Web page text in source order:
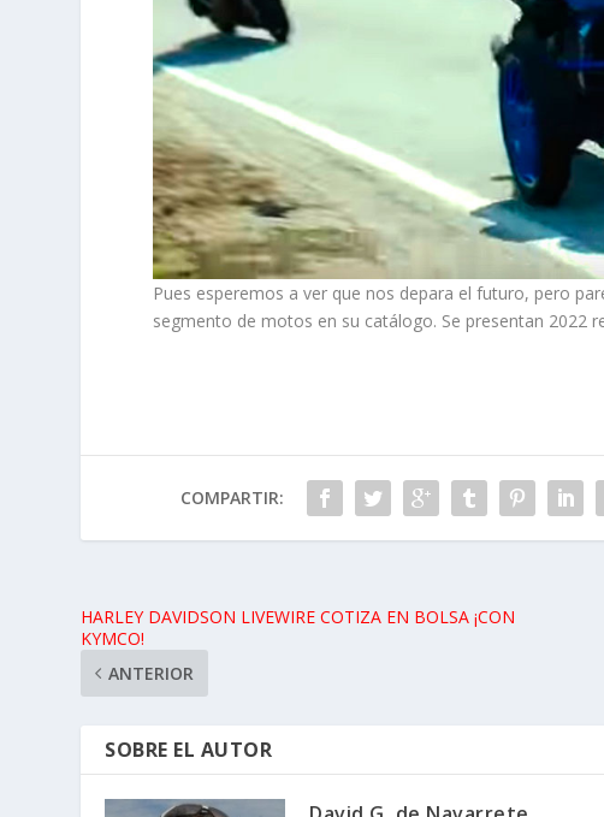
Pues esperemos a ver que nos depara el futuro, pero
segmento de motos en su catálogo. Se presentan 2022
COMPARTIR:
HARLEY DAVIDSON LIVEWIRE COTIZA EN BOLSA ¡CON
KYMCO!
ANTERIOR
SOBRE EL AUTOR